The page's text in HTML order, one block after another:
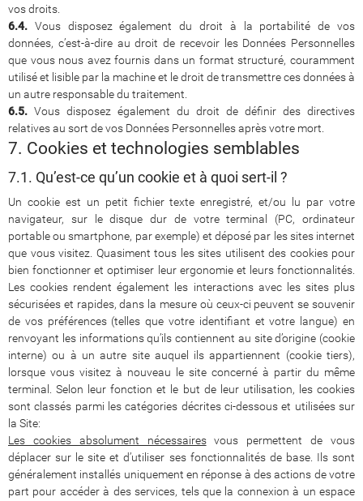
vos droits.
6.4. Vous disposez également du droit à la portabilité de vos
données, c’est-à-dire au droit de recevoir les Données Personnelles
que vous nous avez fournis dans un format structuré, couramment
utilisé et lisible par la machine et le droit de transmettre ces données à
un autre responsable du traitement.
6.5. Vous disposez également du droit de définir des directives
relatives au sort de vos Données Personnelles après votre mort.
7. Cookies et technologies semblables
7.1. Qu’est-ce qu’un cookie et à quoi sert-il ?
Un cookie est un petit fichier texte enregistré, et/ou lu par votre
navigateur, sur le disque dur de votre terminal (PC, ordinateur
portable ou smartphone, par exemple) et déposé par les sites internet
que vous visitez. Quasiment tous les sites utilisent des cookies pour
bien fonctionner et optimiser leur ergonomie et leurs fonctionnalités.
Les cookies rendent également les interactions avec les sites plus
sécurisées et rapides, dans la mesure où ceux-ci peuvent se souvenir
de vos préférences (telles que votre identifiant et votre langue) en
renvoyant les informations qu’ils contiennent au site d’origine (cookie
interne) ou à un autre site auquel ils appartiennent (cookie tiers),
lorsque vous visitez à nouveau le site concerné à partir du même
terminal. Selon leur fonction et le but de leur utilisation, les cookies
sont classés parmi les catégories décrites ci-dessous et utilisées sur
la Site:
Les cookies absolument nécessairesvous permettent de vous
déplacer sur le site et d’utiliser ses fonctionnalités de base. Ils sont
généralement installés uniquement en réponse à des actions de votre
part pour accéder à des services, tels que la connexion à un espace